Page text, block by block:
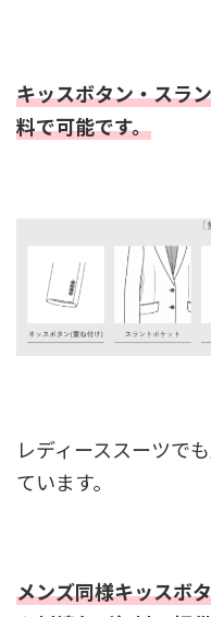
キッスボタン・スラ
料で可能です。
レディーススーツで
ています。
メンズ同様キッスボ